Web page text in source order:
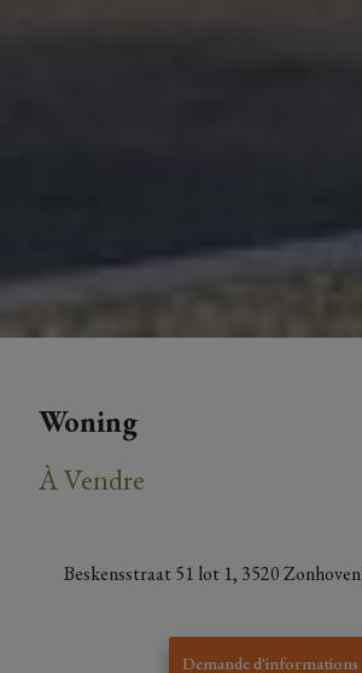
Woning
À Vendre
Beskensstraat 51 lot 1, 3520 Zonhoven
Demande d'informations